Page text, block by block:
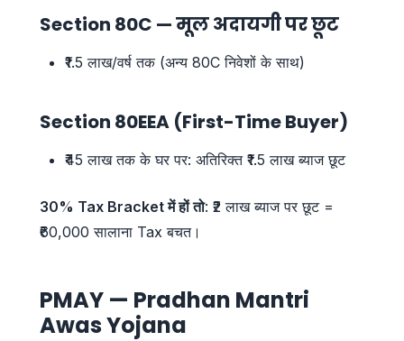
Section 80C — मूल अदायगी पर छूट
₹1.5 लाख/वर्ष तक (अन्य 80C निवेशों के साथ)
Section 80EEA (First-Time Buyer)
₹45 लाख तक के घर पर: अतिरिक्त ₹1.5 लाख ब्याज छूट
30% Tax Bracket में हों तो: ₹2 लाख ब्याज पर छूट =
₹60,000 सालाना Tax बचत।
PMAY — Pradhan Mantri
Awas Yojana